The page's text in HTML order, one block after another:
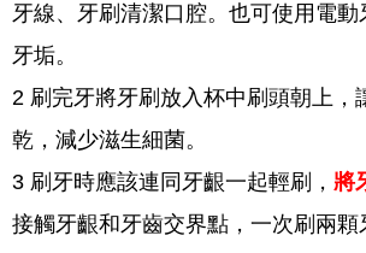
牙線、牙刷清潔口腔。也可使用電動
牙垢。
2 刷完牙將牙刷放入杯中刷頭朝上，
乾，減少滋生細菌。
3 刷牙時應該連同牙齦一起輕刷， 將
接觸牙齦和牙齒交界點，一次刷兩顆